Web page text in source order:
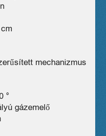
mechanizmus
°
gázemelő